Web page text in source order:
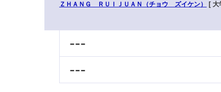
ＺＨＡＮＧ ＲＵＩＪＵＡＮ（チョウ ズイケン） [ 大
---
---